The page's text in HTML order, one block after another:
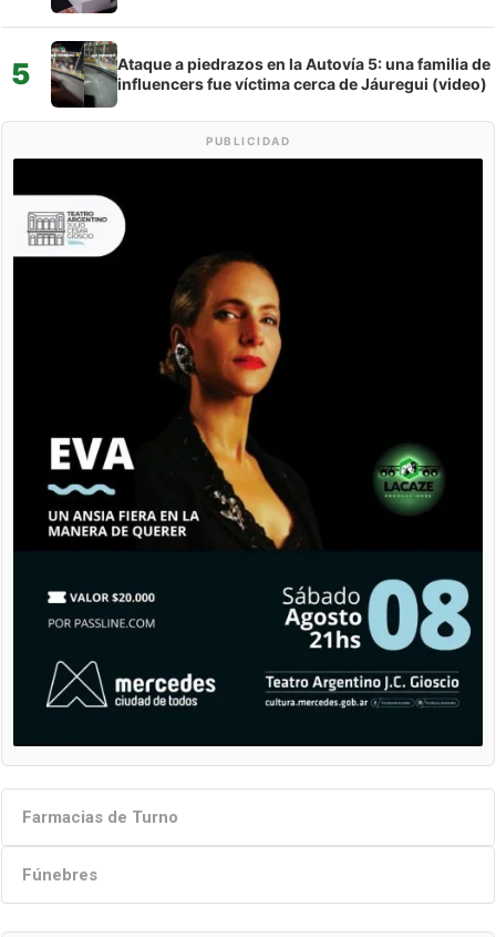
5
Ataque a piedrazos en la Autovía 5: una familia de
influencers fue víctima cerca de Jáuregui (video)
PUBLICIDAD
Farmacias de Turno
Fúnebres